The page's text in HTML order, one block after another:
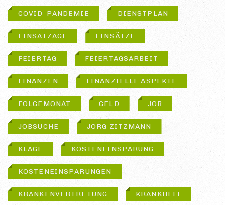
COVID-PANDEMIE DIENSTPLAN
EINSATZAGE EINSÄTZE
FEIERTAG FEIERTAGSARBEIT
FINANZEN FINANZIELLE ASPEKTE
FOLGEMONAT GELD JOB
JOBSUCHE JÖRG ZITZMANN
KLAGE KOSTENEINSPARUNG
KOSTENEINSPARUNGEN
KRANKENVERTRETUNG KRANKHEIT